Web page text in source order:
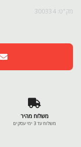
מק"ט: 300334
משלוח מהיר
משלוח עד 3 ימי עסקים